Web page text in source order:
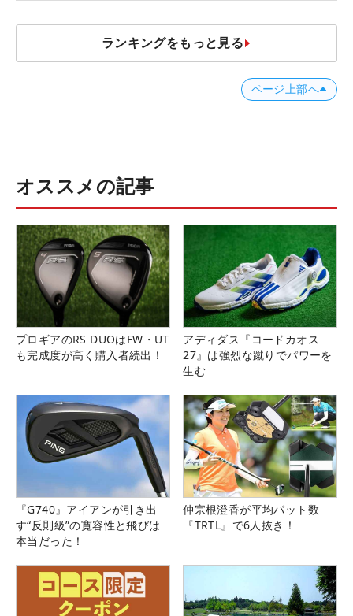
ランキングをもっと見る
ページ上部へ
オススメの記事
プロギアのRS DUOはFW・UT
も完成度が高く購入者続出！
アディダス『コードカオス
27』は強烈な蹴りでパワーを
生む
『G740』アイアンが引き出
す“反則級”の寛容性と飛びは
本当だった！
仲宗根澄香が平均パット数
『TRTL』で6人抜き！